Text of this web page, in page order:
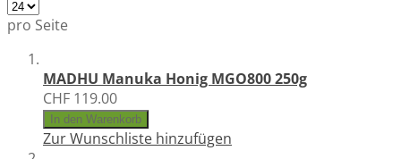
pro Seite
MADHU Manuka Honig MGO800 250g
CHF 119.00
In den Warenkorb
Zur Wunschliste hinzufügen